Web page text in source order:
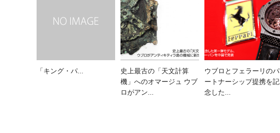
「キング・パ...
史上最古の「天文計算
機」へのオマージュ ウブ
ロがアン...
ウブロとフェラーリのパ
ートナーシップ提携を記
念した...